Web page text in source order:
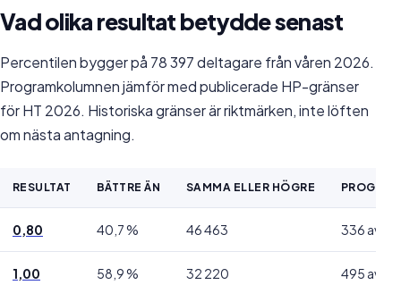
Vad olika resultat betydde senast
Percentilen bygger på 78 397 deltagare från våren 2026.
Programkolumnen jämför med publicerade HP-gränser
för HT 2026. Historiska gränser är riktmärken, inte löften
om nästa antagning.
RESULTAT BÄTTRE ÄN SAMMA ELLER HÖGRE
0,80 40,7 % 46 463 336 av
1,00 58,9 % 32 220 495 av